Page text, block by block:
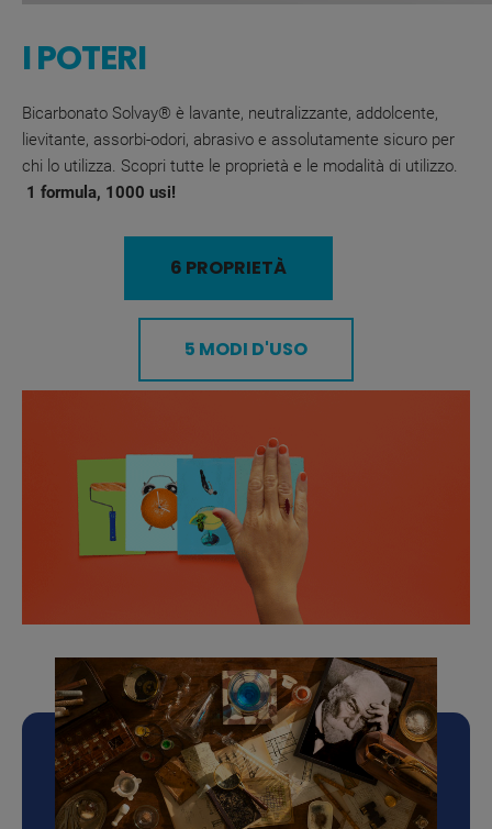
I POTERI
Bicarbonato Solvay® è lavante, neutralizzante, addolcente,
lievitante, assorbi-odori, abrasivo e assolutamente sicuro per
chi lo utilizza. Scopri tutte le proprietà e le modalità di utilizzo.
1 formula, 1000 usi!
6 PROPRIETÀ
5 MODI D'USO